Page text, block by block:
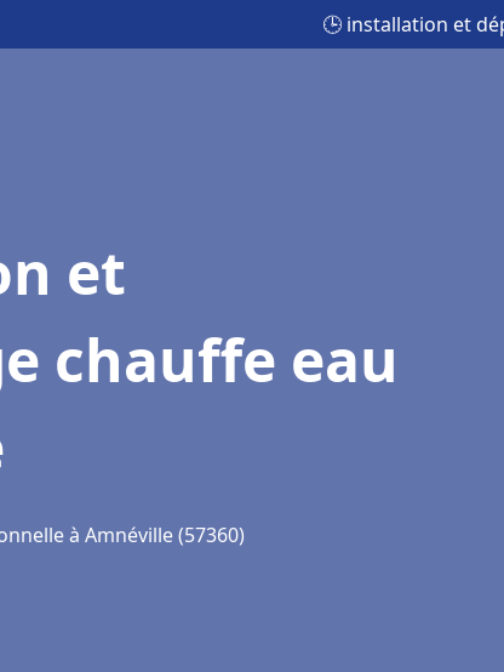
🕒 installation et
et
chauffe eau
à Amnéville (57360)